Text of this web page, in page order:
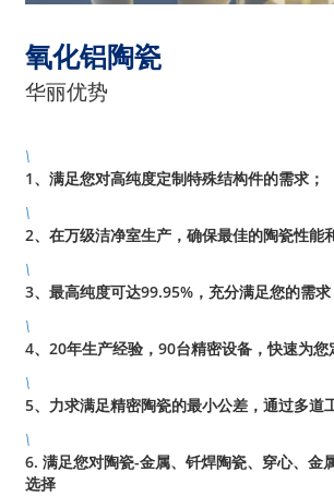
氧化铝陶瓷
华丽优势
\
1、满足您对高纯度定制特殊结构件的需求；
\
2、在万级洁净室生产，确保最佳的陶瓷性能
\
3、最高纯度可达99.95%，充分满足您的需求
\
4、20年生产经验，90台精密设备，快速为您
\
5、力求满足精密陶瓷的最小公差，通过多道
\
6. 满足您对陶瓷-金属、钎焊陶瓷、穿心、金
选择